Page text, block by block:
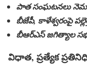
పాత సంఘటనలు
బీజేపీ, కాళేశ్వరంపై
బీఆర్ఎస్ జగిత్యాల సభ
విధాత, ప్రత్యేక